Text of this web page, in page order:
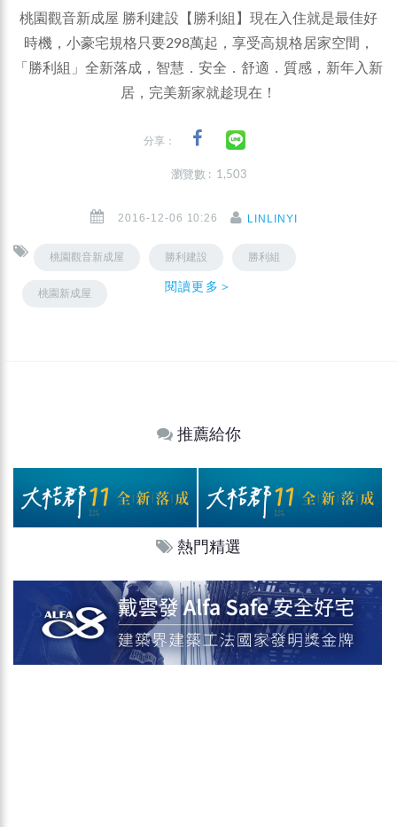
桃園觀音新成屋‭ ‬勝利建設【勝利組】現在入住就是最佳好
時機，小豪宅規格只要298萬起，享受高規格居家空間，
「勝利組」全新落成，智慧．安全．舒適．質感，新年入新
居，完美新家就趁現在！
分享：
瀏覽數 : 1,503
2016-12-06 10:26 LINLINYI
桃園觀音新成屋 勝利建設 勝利組
桃園新成屋 閱讀更多＞
推薦給你
熱門精選